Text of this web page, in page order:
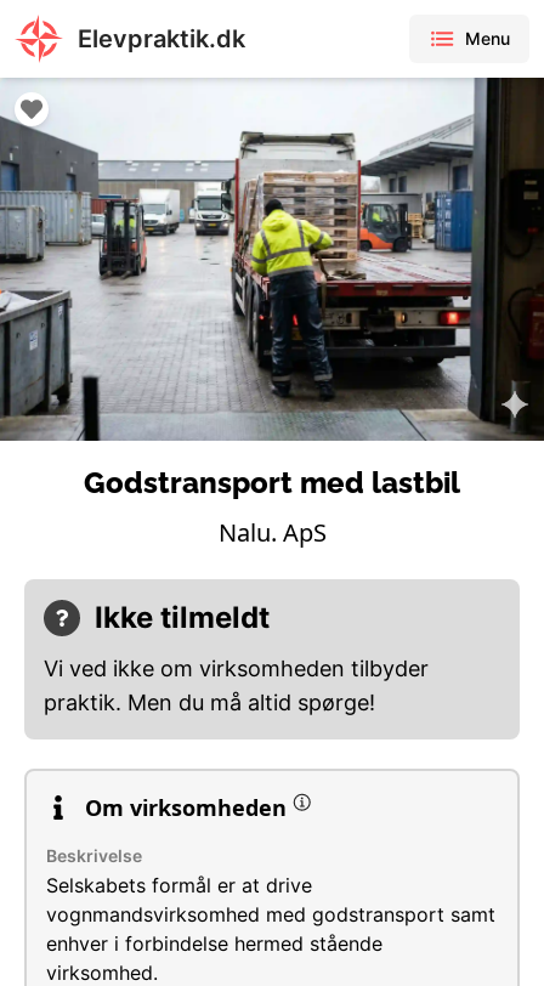
Elevpraktik.dk Menu
Godstransport med lastbil
Nalu. ApS
Ikke tilmeldt
Vi ved ikke om virksomheden tilbyder
praktik. Men du må altid spørge!
Om virksomheden
Beskrivelse
Selskabets formål er at drive
vognmandsvirksomhed med godstransport samt
enhver i forbindelse hermed stående
virksomhed.